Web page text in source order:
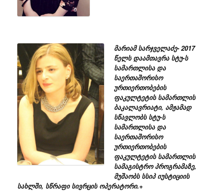
მარიამ სარჯველაძე- 2017
წელს დაამთავრა სტუ-ს
სამართლისა და
საერთაშორისო
ურთიერთობების
ფაკულტეტის სამართლის
ბაკალავრიატი, ამჟამად
სწავლობს სტუ-ს
სამართლისა და
საერთაშორისო
ურთიერთობების
ფაკულტეტის სამართლის
სამაგისტრო პროგრამაზე,
მუშაობს სსიპ იუსტიციის
სახლში, სწრაფი სივრცის ოპერატორი.+